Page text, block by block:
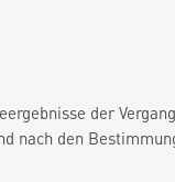
der
nach den